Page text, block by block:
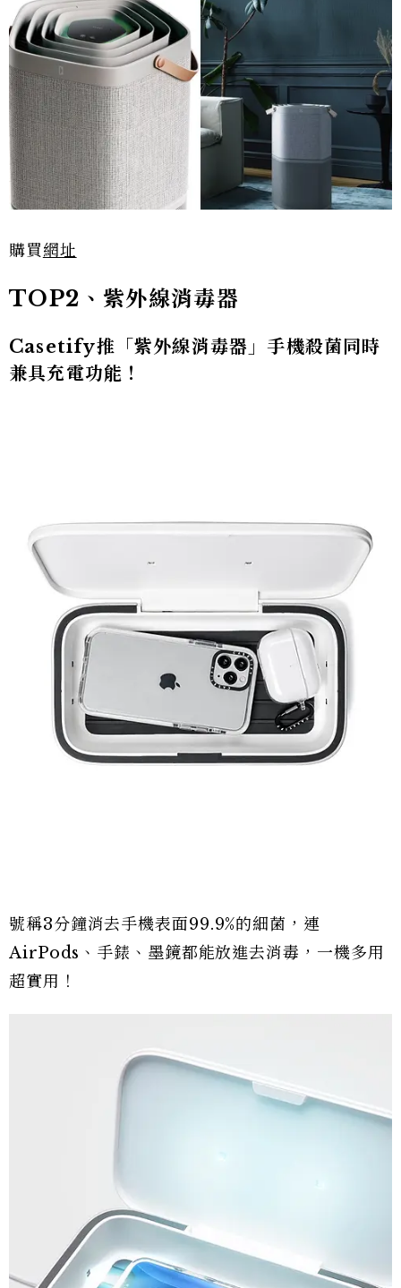
購買網址
TOP2、紫外線消毒器
Casetify推「紫外線消毒器」手機殺菌同時
兼具充電功能！
號稱3分鐘消去手機表面99.9%的細菌，連
AirPods、手錶、墨鏡都能放進去消毒，一機多用
超實用！